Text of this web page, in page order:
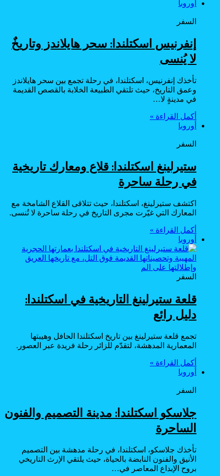
أوروبا
السفر
إنفرنيس اسكتلندا: سحر هايلاندز وتاريخٌ
لا يُنسى
تأخذك إنفرنيس، اسكتلندا، في رحلة تجمع بين سحر هايلاندز
وعمق التاريخ، حيث تلتقي الطبيعة الخلابة بالقصص القديمة
في مدينةٍ لا…
أكمل القراءة »
أوروبا
السفر
ستيرلينغ اسكتلندا: قلاع ومعارك تاريخية
في رحلة ساحرة
اكتشف ستيرلينغ، اسكتلندا، حيث تتلاقى القلاع الشامخة مع
المعارك التي غيّرت مجرى التاريخ في رحلة ساحرة لا تُنسى.
أكمل القراءة »
أوروبا
السفر
قلعة ستيرلينغ التاريخية في اسكتلندا:
دليل رائع
تجمع قلعة ستيرلينغ بين تاريخ اسكتلندا الحافل وهيبتها
المعمارية المدهشة، لتقدّم للزائر رحلة فريدة عبر العصور.
أكمل القراءة »
أوروبا
السفر
جلاسكو اسكتلندا: مدينة التصميم والفنون
الساحرة
تأخذك جلاسكو، اسكتلندا، في رحلة مدهشة بين التصميم
الأنيق والفنون النابضة بالحياة، حيث يلتقي الإرث التاريخي
بروح الإبداع المعاصر في…